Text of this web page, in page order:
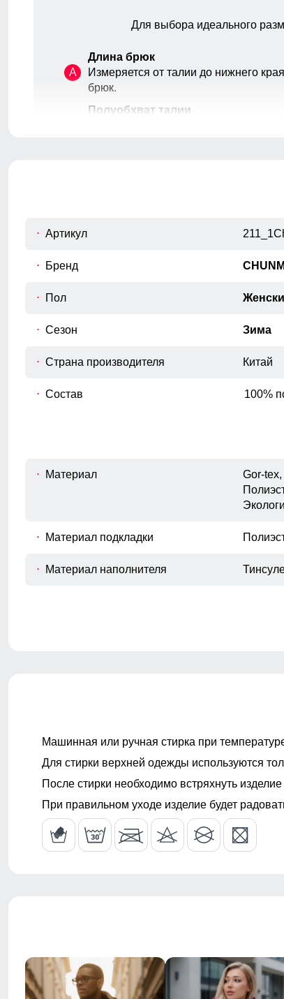
Для выбора идеального
A
Длина брюк
Измеряется от талии до нижнего края
брюк.
Полуобхват талии
D
От верхней внутренней части бедра
Измеряется по переднему шву, от
шва.
Артикул
Бренд
Пол
Сезон Зима
Страна производителя Китай
Состав 100%
Материал
Gor-
Материал подкладки
Материал наполнителя
Конструктивность элемента
штанин
Вид одежды
Машинная или ручная стирка при
Для стирки верхней одежды используются
После стирки необходимо встряхнуть
При правильном уходе изделие будет